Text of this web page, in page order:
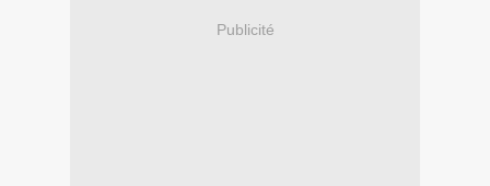
Publicité